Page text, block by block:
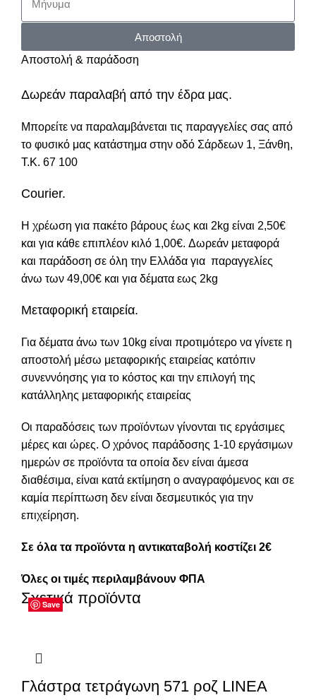
Αποστολή
Αποστολή & παράδοση
Δωρεάν παραλαβή από την έδρα μας.
Μπορείτε να παραλαμβάνεται τις παραγγελίες σας από
το φυσικό μας κατάστημα στην οδό Σάρδεων 1, Ξάνθη,
Τ.Κ. 67 100
Courier.
Η χρέωση για πακέτο βάρους έως και 2kg είναι 2,50€
και για κάθε επιπλέον κιλό 1,00€. Δωρεάν μεταφορά
και παράδοση σε όλη την Ελλάδα για παραγγελίες
άνω των 49,00€ και για δέματα εως 2kg
Μεταφορική εταιρεία.
Για δέματα άνω των 10kg είναι προτιμότερο να γίνετε η
αποστολή μέσω μεταφορικής εταιρείας κατόπιν
συνεννόησης για το κόστος και την επιλογή της
κατάλληλης μεταφορικής εταιρείας
Οι παραδόσεις των προϊόντων γίνονται τις εργάσιμες
μέρες και ώρες. Ο χρόνος παράδοσης 1-10 εργάσιμων
ημερών σε προϊόντα τα οποία δεν είναι άμεσα
διαθέσιμα, είναι κατά εκτίμηση ο αναγραφόμενος και σε
καμία περίπτωση δεν είναι δεσμευτικός για την
επιχείρηση.
Σε όλα τα προϊόντα η αντικαταβολή κοστίζει 2€
Όλες οι τιμές περιλαμβάνουν ΦΠΑ
Σχετικά προϊόντα
Save
Γλάστρα τετράγωνη 571 ροζ LINEA
Save
Save
Save
Save
Save
Save
Save